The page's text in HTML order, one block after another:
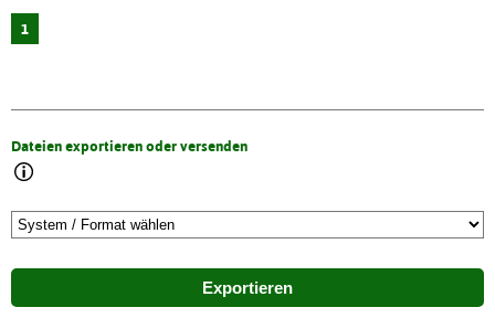
1
Dateien exportieren oder versenden
Exportieren